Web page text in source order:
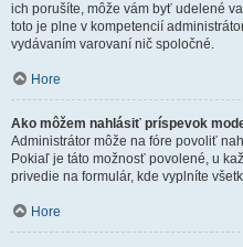
ich porušíte, môže vám byť udelené
toto je plne v kompetencií
vydávaním varovaní nič spoločné.
Hore
Ako môžem nahlásiť príspevok
Administrátor môže na fóre povoliť
Pokiaľ je táto možnosť povolené, u
privedie na formulár, kde vyplníte
Hore